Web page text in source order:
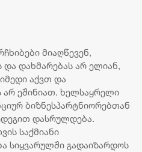
მიაღწევენ,
და დახმარებას არ ელიან,
აქვთ და
არ ეშინიათ. ხელსაყრელი
ბიზნესპარტნიორებთან
დასრულდება.
საქმიანი
სიყვარულში გადაიზარდოს